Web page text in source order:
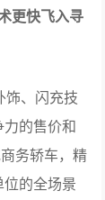
更快飞入寻
饰、闪充技
的售价和
务轿车，精
的全场景